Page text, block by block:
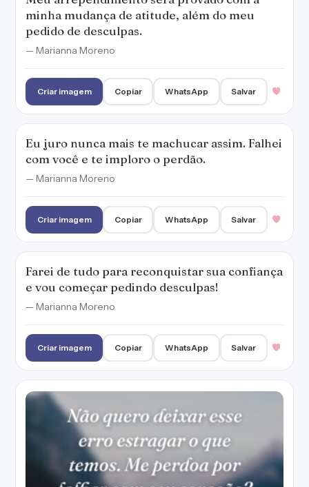
Criar imagem Copiar WhatsApp Salvar
Farei de tudo para reconquistar sua confiança
e vou começar pedindo desculpas!
— Marianna Moreno
Criar imagem Copiar WhatsApp Salvar
temos. Me perdoa por falhar com seu
coração?
— Marianna Moreno
Criar imagem Copiar WhatsApp Salvar
A minha vontade é a reconciliação. Que você
possa me perdoar e estar em sintonia comigo.